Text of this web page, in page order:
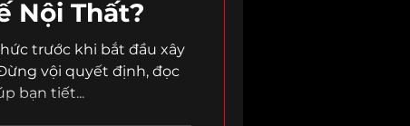
Nội Thất?
trước khi bắt đầu xây
vội quyết định, đọc
bạn tiết...